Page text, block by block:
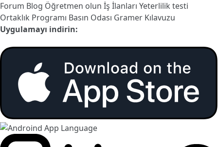
Forum Blog Öğretmen olun İş İlanları Yeterlilik testi
Ortaklık Programı Basın Odası Gramer Kılavuzu
Uygulamayı indirin: